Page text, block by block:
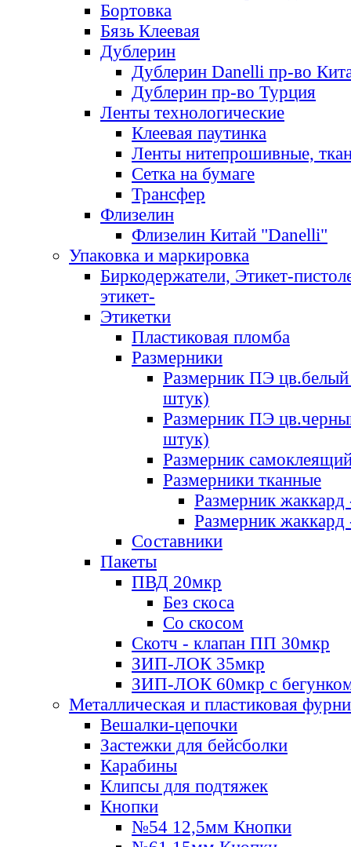
Бортовка
Бязь Клеевая
Дублерин
Дублерин Danelli пр-во
Дублерин пр-во Турция
Ленты технологические
Клеевая паутинка
Ленты нитепрошивные,
Сетка на бумаге
Трансфер
Флизелин
Флизелин Китай "Danelli"
Упаковка и маркировка
Биркодержатели, Этикет-
этикет-
Этикетки
Пластиковая пломба
Размерники
Размерник ПЭ цв.белый
штук)
Размерник ПЭ
штук)
Размерник
Размерники тканные
Размерник
Размерник
Составники
Пакеты
ПВД 20мкр
Без скоса
Со скосом
Скотч - клапан ПП 30мкр
ЗИП-ЛОК 35мкр
ЗИП-ЛОК 60мкр с
Металлическая и пластиковая
Вешалки-цепочки
Застежки для бейсболки
Карабины
Клипсы для подтяжек
Кнопки
№54 12,5мм Кнопки